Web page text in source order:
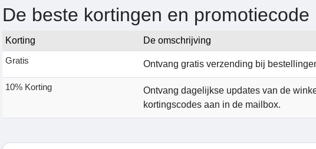
De beste kortingen en
Korting De omschrijving
Gratis
Ontvang gratis verzending bij
10% Korting
Ontvang dagelijkse updates van de
kortingscodes aan in de mailbox.